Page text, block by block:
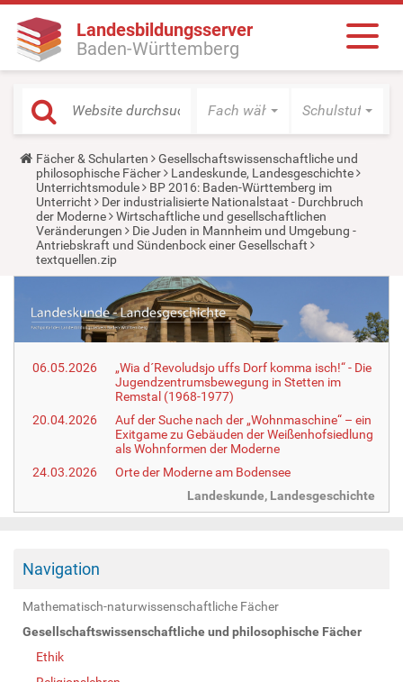
Landesbildungsserver
Baden-Württemberg
Fach wählen Schulstufe
Y
o
u
a
r
e
h
e
r
Fächer & Schularten
Gesellschaftswissenschaftliche und
philosophische Fächer
Landeskunde, Landesgeschichte
Unterrichtsmodule
BP 2016: Baden-Württemberg im
Unterricht
Der industrialisierte Nationalstaat - Durchbruch
der Moderne
Wirtschaftliche und gesellschaftlichen
Veränderungen
Die Juden in Mannheim und Umgebung -
Antriebskraft und Sündenbock einer Gesellschaft
textquellen.zip
06.05.2026
„Wia d´Revoludsjo uffs Dorf komma isch!“ - Die
Jugendzentrumsbewegung in Stetten im
Remstal (1968-1977)
20.04.2026
Auf der Suche nach der „Wohnmaschine“ – ein
Exitgame zu Gebäuden der Weißenhofsiedlung
als Wohnformen der Moderne
24.03.2026
Orte der Moderne am Bodensee
Landeskunde, Landesgeschichte
Navigation
Mathematisch-naturwissenschaftliche Fächer
Gesellschaftswissenschaftliche und philosophische Fächer
Ethik